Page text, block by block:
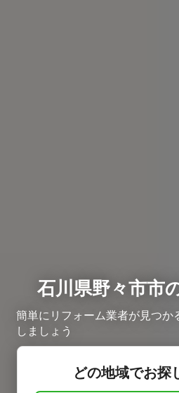
石川県野々市市
簡単にリフォーム業者が見つか
しましょう
どの地域でお探